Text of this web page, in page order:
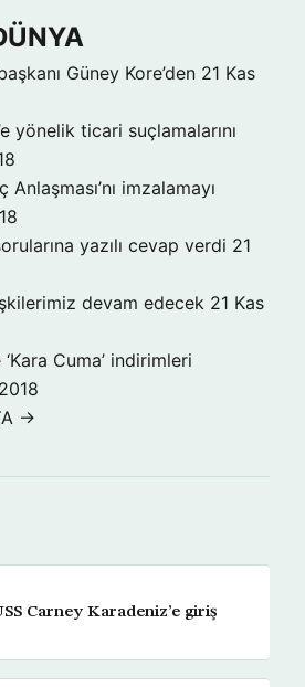
Güney Kore’den 21 Kas
yönelik ticari suçlamalarını
imzalamayı
yazılı cevap verdi 21
devam edecek 21 Kas
Cuma’ indirimleri
→
Carney Karadeniz’e giriş